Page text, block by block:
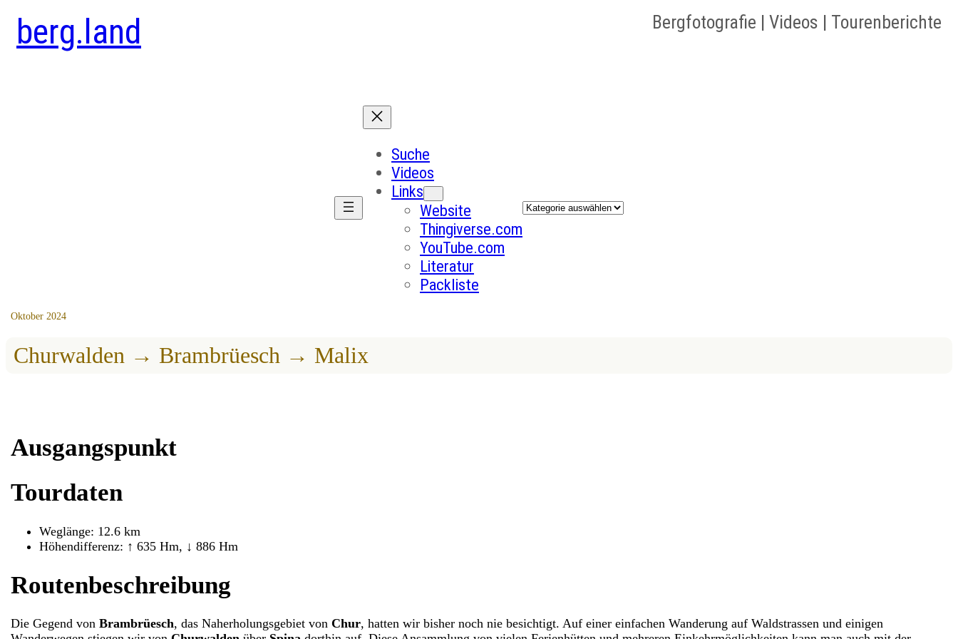
berg.land Bergfotografie | Videos | Tourenberichte
Suche
Videos
Links
Website
Thingiverse.com
YouTube.com
Literatur
Packliste
Kategorien
Oktober 2024
Churwalden → Brambrüesch → Malix
Ausgangspunkt
Tourdaten
Weglänge: 12.6 km
Höhendifferenz: ↑ 635 Hm, ↓ 886 Hm
Routenbeschreibung
Die Gegend vonBrambrüesch, das Naherholungsgebiet vonChur, hatten wir bisher noch nie besichtigt. Auf einer einfachen Wanderung auf Waldstrassen und einigen